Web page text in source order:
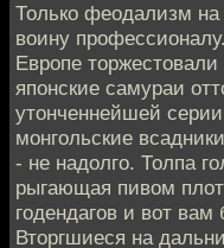
Только феодализм на
воину
Европе
японские самураи
утонченнейшей
монгольские
- не надолго. Толпа
рыгающая пивом
годендагов и вот
Вторгшиеся на